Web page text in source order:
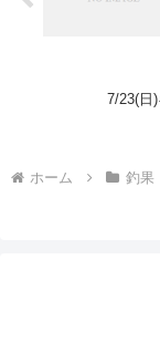
7/23(日
ホーム 釣果